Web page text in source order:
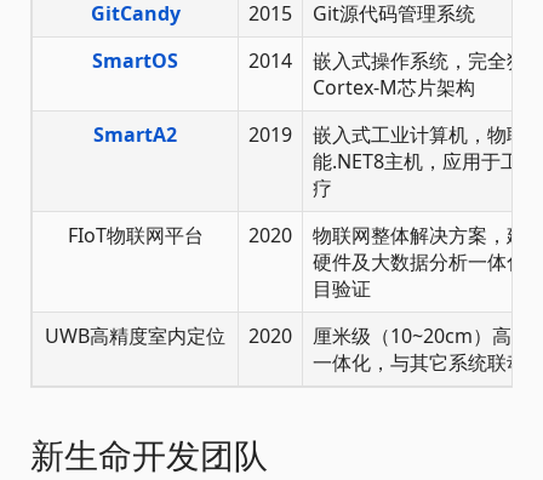
GitCandy
2015
Git源代码管理系统
SmartOS
2014
嵌入式操作系统，完全独
Cortex-M芯片架构
SmartA2
2019
嵌入式工业计算机，物联
能.NET8主机，应用于工
疗
FIoT物联网平台
2020
物联网整体解决方案，建
硬件及大数据分析一体化
目验证
UWB高精度室内定位
2020
厘米级（10~20cm）高精
一体化，与其它系统联动
新生命开发团队